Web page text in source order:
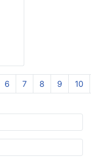
Страница 4 из 12
6 7 8 9 10